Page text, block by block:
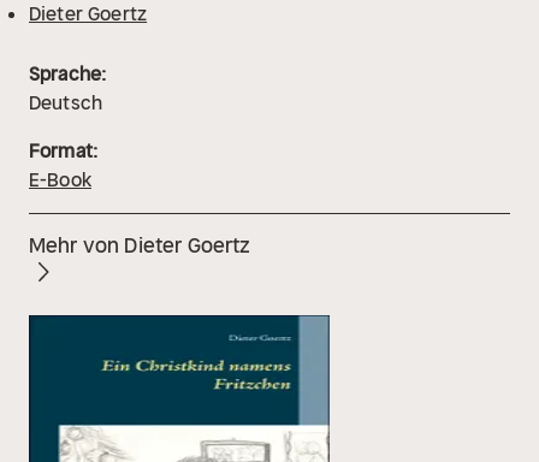
Dieter Goertz
Sprache:
Deutsch
Format:
E-Book
Mehr von Dieter Goertz